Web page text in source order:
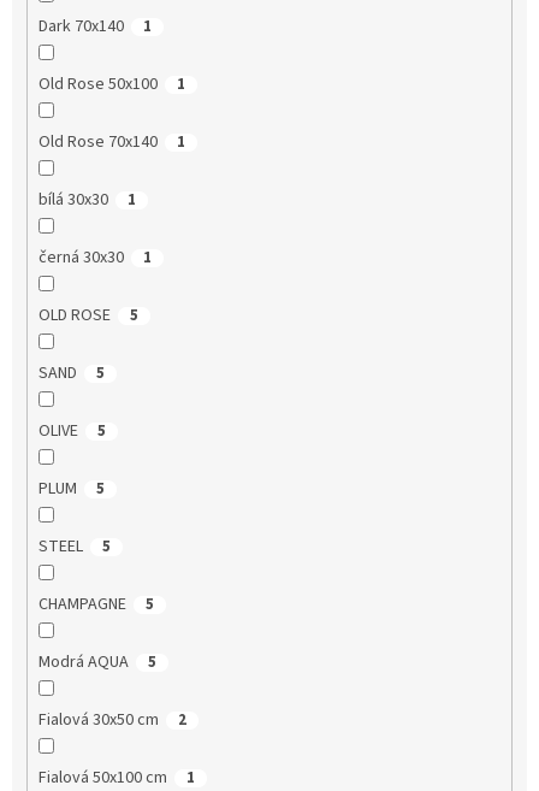
Dark 70x140 1
Old Rose 50x100 1
Old Rose 70x140 1
bílá 30x30 1
černá 30x30 1
OLD ROSE 5
SAND 5
OLIVE 5
PLUM 5
STEEL 5
CHAMPAGNE 5
Modrá AQUA 5
Fialová 30x50 cm 2
Fialová 50x100 cm 1